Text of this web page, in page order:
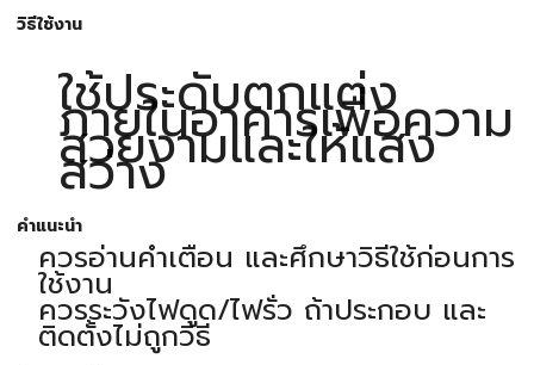
วิธีใช้งาน
ใช้ประดับตกแต่ง
ภายในอาคารเพื่อความ
สวยงามและให้แสง
สว่าง
คำแนะนำ
ควรอ่านคำเตือน และศึกษาวิธีใช้ก่อนการ
ใช้งาน
ควรระวังไฟดูด/ไฟรั่ว ถ้าประกอบ และ
ติดตั้งไม่ถูกวิธี